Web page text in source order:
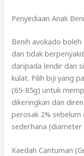
Penyediaan Anak
Benih avokado
dan tidak
daripada lendir dan
kulat. Pilih biji yang
(65-85g) untuk
dikeringkan dan
perosak 2%
sederhana (diameter
Kaedah Cantuman